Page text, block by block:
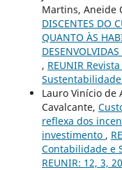
Martins, Aneide
DISCENTES DO
QUANTO ÀS
, REUNIR
Lauro Vinício de
Cavalcante,
reflexa dos
investimento ,
Contabilidade e
REUNIR: 12, 3,